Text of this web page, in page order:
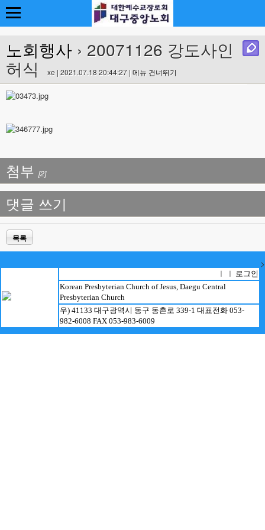
노회행사 › 20071126 강도사인
허식
xe | 2021.07.18 20:44:27 | 메뉴 건너뛰기
첨부 [2]
댓글 쓰기
목록
>
ㅣ ㅣ
로그인
Korean Presbyterian Church of Jesus, Daegu Central
Presbyterian Church
우) 41133 대구광역시 동구 동촌로 339-1 대표전화 053-
982-6008 FAX 053-983-6009